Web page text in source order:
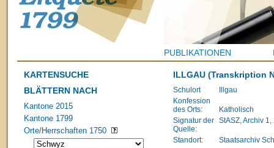
PUBLIKATIONEN
KARTENSUCHE
BLÄTTERN NACH
Kantone 2015
Kantone 1799
Orte/Herrschaften 1750
ILLGAU (Transkription
Schulort
Illgau
Konfession
des Orts:
Katholisch
Signatur der
Quelle:
StASZ, Archiv
Standort: Staatsarchiv